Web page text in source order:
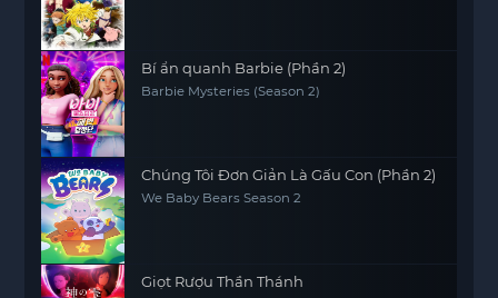
Bí ẩn quanh Barbie (Phần 2)
Barbie Mysteries (Season 2)
Chúng Tôi Đơn Giản Là Gấu Con (Phần 2)
We Baby Bears Season 2
Giọt Rượu Thần Thánh